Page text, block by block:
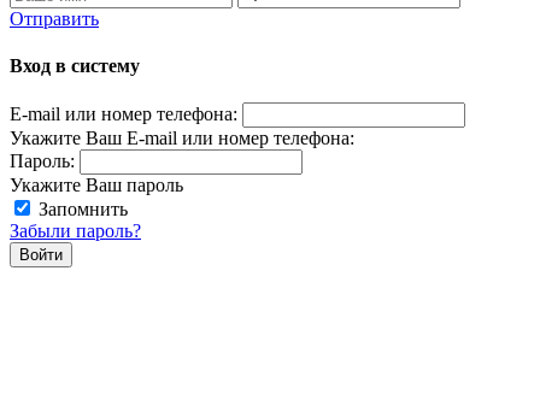
Отправить
Вход в систему
E-mail или номер телефона:
Укажите Ваш E-mail или номер телефона:
Пароль:
Укажите Ваш пароль
Запомнить
Забыли пароль?